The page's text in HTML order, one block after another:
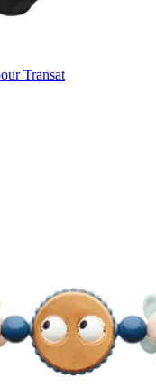
Transat